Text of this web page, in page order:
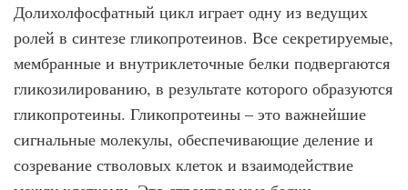
Долихолфосфатный цикл играет одну из ведущих
ролей в синтезе гликопротеинов. Все секретируемые,
мембранные и внутриклеточные белки подвергаются
гликозилированию, в результате которого образуются
гликопротеины. Гликопротеины – это важнейшие
сигнальные молекулы, обеспечивающие деление и
созревание стволовых клеток и взаимодействие